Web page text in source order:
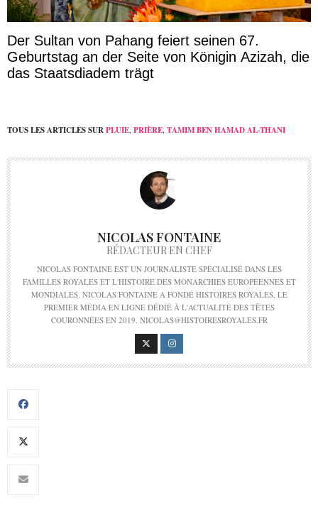
Der Sultan von Pahang feiert seinen 67.
Geburtstag an der Seite von Königin Azizah, die
das Staatsdiadem trägt
TOUS LES ARTICLES SURPLUIE PRIÈRE TAMIM BEN HAMAD AL-THANI
NICOLAS FONTAINE
RÉDACTEUR EN CHEF
NICOLAS FONTAINE EST UN JOURNALISTE SPÉCIALISÉ DANS LES
FAMILLES ROYALES ET L'HISTOIRE DES MONARCHIES EUROPÉENNES ET
MONDIALES. NICOLAS FONTAINE A FONDÉ HISTOIRES ROYALES, LE
PREMIER MÉDIA EN LIGNE DÉDIÉ À L'ACTUALITÉ DES TÊTES
COURONNÉES EN 2019. NICOLAS@HISTOIRESROYALES.FR